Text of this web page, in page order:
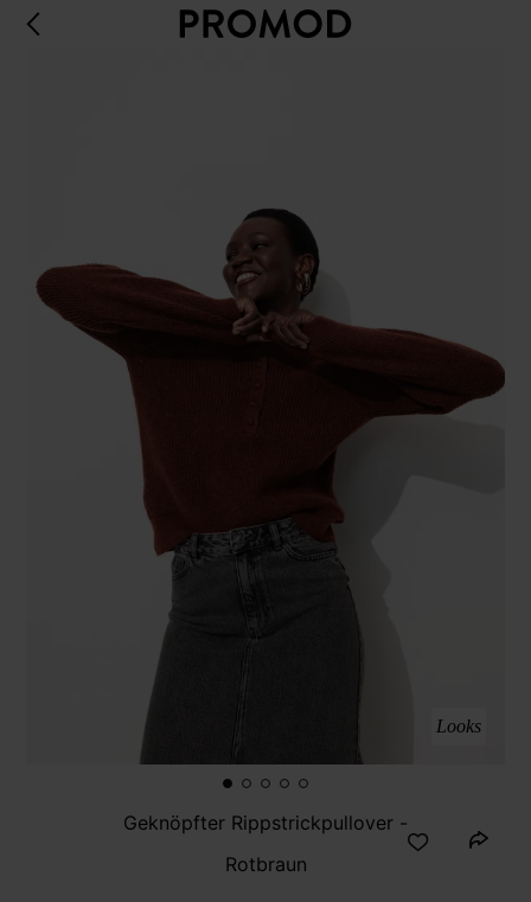
Looks
Geknöpfter Rippstrickpullover -
Rotbraun